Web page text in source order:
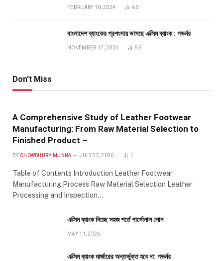
FEBRUARY 10, 2024 65
বাংলাদেশ ব্যাংকের প্রশংসায় ভাসছে এক্সিম ব্যাংক : গভর্নর
NOVEMBER 17, 2024 56
Don't Miss
A Comprehensive Study of Leather Footwear
Manufacturing: From Raw Material Selection to
Finished Product –
BY CHOWDHURY.MUNNA JULY 25, 2026 1
Table of Contents Introduction Leather Footwear
Manufacturing Process Raw Material Selection Leather
Processing and Inspection…
এক্সিম ব্যাংক দিচ্ছে সহজ শর্তে পার্সোনাল লোন
MAY 11, 2026
এক্সিম ব্যাংক মার্জারের অন্তর্ভুক্ত হবে না: গভর্নর